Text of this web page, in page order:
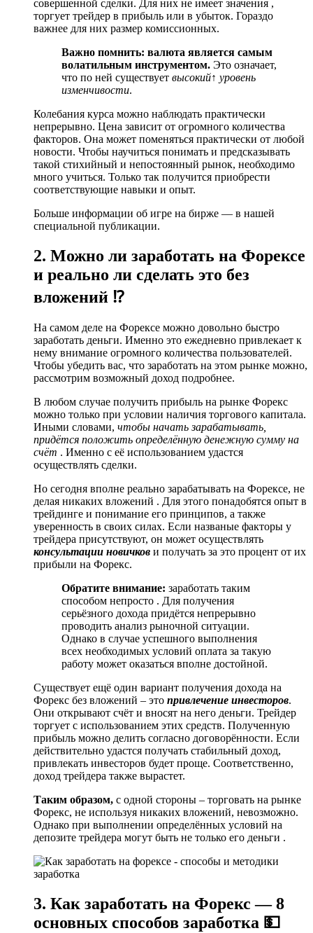
совершенной сделки. Для них не имеет значения ,
торгует трейдер в прибыль или в убыток. Гораздо
важнее для них размер комиссионных.
Важно помнить: валюта является самым
волатильным инструментом. Это означает,
что по ней существует высокий↑ уровень
изменчивости.
Колебания курса можно наблюдать практически
непрерывно. Цена зависит от огромного количества
факторов. Она может поменяться практически от любой
новости. Чтобы научиться понимать и предсказывать
такой стихийный и непостоянный рынок, необходимо
много учиться. Только так получится приобрести
соответствующие навыки и опыт.
Больше информации об игре на бирже — в нашей
специальной публикации.
2. Можно ли заработать на Форексе
и реально ли сделать это без
вложений ⁉
На самом деле на Форексе можно довольно быстро
заработать деньги. Именно это ежедневно привлекает к
нему внимание огромного количества пользователей.
Чтобы убедить вас, что заработать на этом рынке можно,
рассмотрим возможный доход подробнее.
В любом случае получить прибыль на рынке Форекс
можно только при условии наличия торгового капитала.
Иными словами, чтобы начать зарабатывать,
придётся положить определённую денежную сумму на
счёт . Именно с её использованием удастся
осуществлять сделки.
Но сегодня вполне реально зарабатывать на Форексе, не
делая никаких вложений . Для этого понадобятся опыт в
трейдинге и понимание его принципов, а также
уверенность в своих силах. Если названые факторы у
трейдера присутствуют, он может осуществлять
консультации новичков и получать за это процент от их
прибыли на Форекс.
Обратите внимание: заработать таким
способом непросто . Для получения
серьёзного дохода придётся непрерывно
проводить анализ рыночной ситуации.
Однако в случае успешного выполнения
всех необходимых условий оплата за такую
работу может оказаться вполне достойной.
Существует ещё один вариант получения дохода на
Форекс без вложений – это привлечение инвесторов.
Они открывают счёт и вносят на него деньги. Трейдер
торгует с использованием этих средств. Полученную
прибыль можно делить согласно договорённости. Если
действительно удастся получать стабильный доход,
привлекать инвесторов будет проще. Соответственно,
доход трейдера также вырастет.
Таким образом, с одной стороны – торговать на рынке
Форекс, не используя никаких вложений, невозможно.
Однако при выполнении определённых условий на
депозите трейдера могут быть не только его деньги .
3. Как заработать на Форекс — 8
основных способов заработка 💵